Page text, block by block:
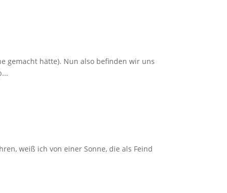
gemacht hätte). Nun also befinden wir uns
weiß ich von einer Sonne, die als Feind